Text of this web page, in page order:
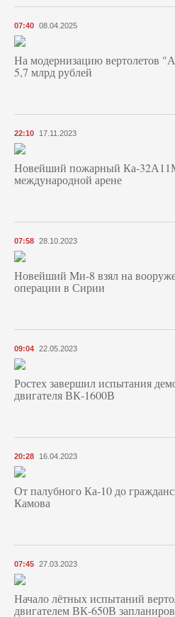
07:40 08.04.2025
На модернизацию вертолетов
5,7 млрд рублей
22:10 17.11.2023
Новейший пожарный Ка-
международной арене
07:58 28.10.2023
Новейший Ми-8 взял на
операции в Сирии
09:04 22.05.2023
Ростех завершил испытания
двигателя ВК-1600В
20:28 16.04.2023
От палубного Ка-10 до
Камова
07:45 27.03.2023
Начало лётных испытаний
двигателем ВК-650В